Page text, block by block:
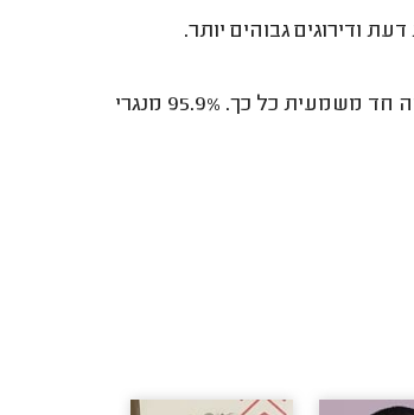
ודירוגים גבוהים יותר.
כששאלנו את נגרי המטבחים 'אי למטבח - שיש או עץ?' לא שיערנו שהתשובה תהיה חד משמעית כל כך. 95.9% מנגרי